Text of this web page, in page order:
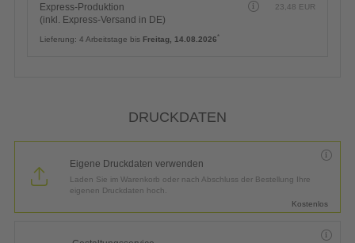
Express-Produktion
(inkl. Express-Versand in DE)
23,48 EUR
Lieferung: 4 Arbeitstage bis Freitag, 14.08.2026*
DRUCKDATEN
Eigene Druckdaten verwenden
Laden Sie im Warenkorb oder nach Abschluss der Bestellung Ihre
eigenen Druckdaten hoch.
Kostenlos